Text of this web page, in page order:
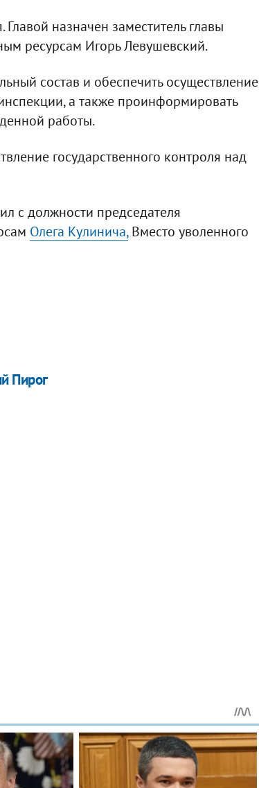
назначен заместитель главы
ресурсам Игорь Левушевский.
состав и обеспечить осуществление
а также проинформировать
работы.
государственного контроля над
с должности председателя
Олега Кулинича,Вместо уволенного
Пирог